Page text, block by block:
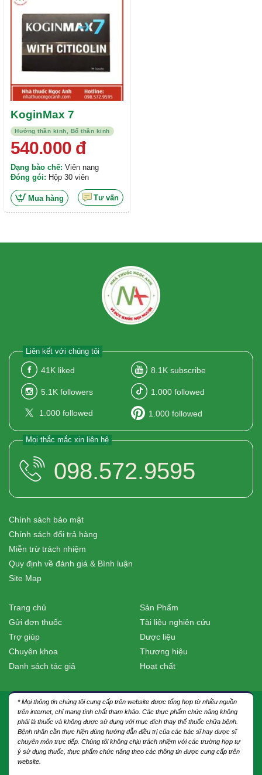
Hướng thần kinh, Bổ thần kinh
KoginMax 7
540.000đ
Dạng bào chế: Viên nang
Đóng gói: Hộp 30 viên
Mua hàng Tư vấn
Liên kết với chúng tôi
41K liked 8.1K subscribe
5.1K followers 1.000 followed
1.000 followed 1.000 followed
Mọi thắc mắc xin liên hệ
098.572.9595
Chính sách bảo mật
Chính sách đổi trả hàng
Miễn trừ trách nhiệm
Quy định về đánh giá & Bình luận
Site Map
Trang chủ
Gửi đơn thuốc
Trợ giúp
Chuyên khoa
Danh sách tác giả
Sản Phẩm
Tài liệu nghiên cứu
Dược liệu
Thương hiệu
Hoạt chất
* Mọi thông tin chúng tôi cung cấp trên website được tổng hợp từ nhiều nguồn
trên internet, chỉ mang tính chất tham khảo. Các thực phẩm chức năng không
phải là thuốc và không được sử dụng với mục đích thay thế thuốc chữa bệnh.
Bệnh nhân cần thực hiện đúng hướng dẫn điều trị của các bác sĩ hay dược sĩ
chuyên môn trực tiếp. Chúng tôi không chịu trách nhiệm với các trường hợp tự
ý sử dụng thuốc, thực phẩm chức năng theo các thông tin được cung cấp trên
website.